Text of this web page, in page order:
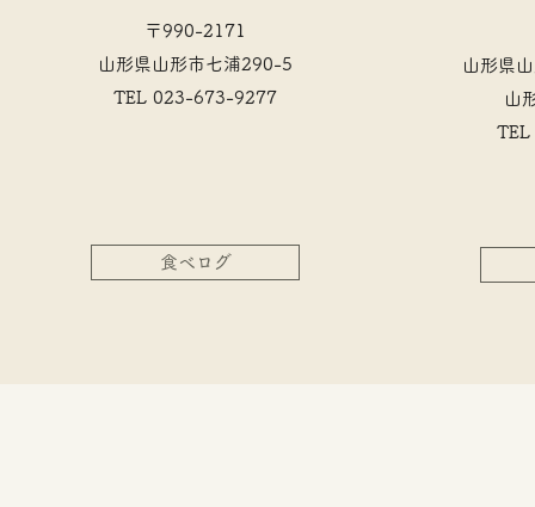
〒990-2171
山形県山形市七浦290-5
​TEL 023-673-9277
食べログ
山形県
山